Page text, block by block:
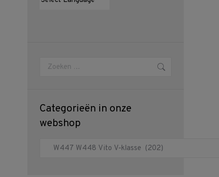
Zoeken:
Categorieën in onze
webshop